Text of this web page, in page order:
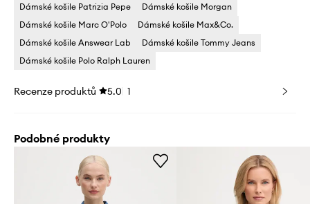
Dámské košile Patrizia Pepe
Dámské košile Morgan
Dámské košile Marc O'Polo
Dámské košile Max&Co.
Dámské košile Answear Lab
Dámské košile Tommy Jeans
Dámské košile Polo Ralph Lauren
Recenze produktů 5.0 1
Podobné produkty